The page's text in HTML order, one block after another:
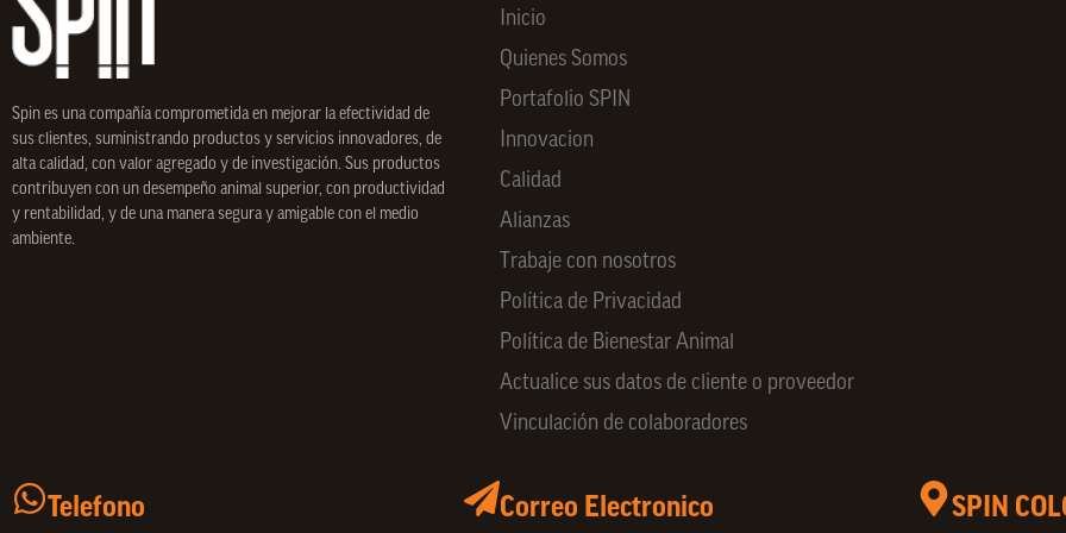
Spin es una compañía comprometida en mejorar la efectividad de
sus clientes, suministrando productos y servicios innovadores, de
alta calidad, con valor agregado y de investigación. Sus productos
contribuyen con un desempeño animal superior, con productividad
y rentabilidad, y de una manera segura y amigable con el medio
ambiente.
Inicio
Quienes Somos
Portafolio SPIN
Innovacion
Calidad
Alianzas
Trabaje con nosotros
Política de Privacidad
Política de Bienestar Animal
Actualice sus datos de cliente o proveedor
Vinculación de colaboradores
Telefono Correo Electronico SPIN